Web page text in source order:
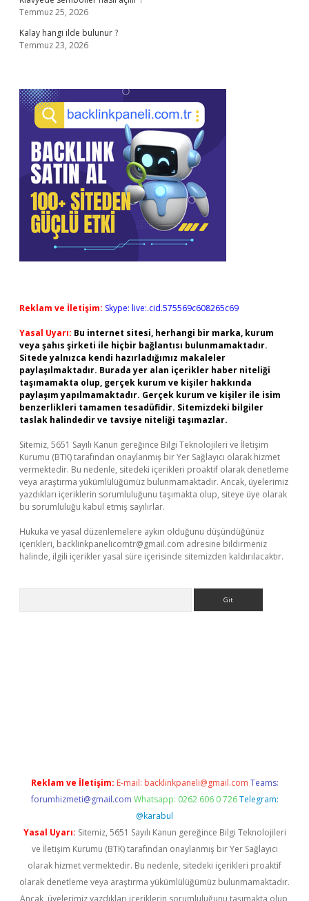
Temmuz 25, 2026
Kalay hangi ilde bulunur ?
Temmuz 23, 2026
Reklam ve İletişim: Skype: live:.cid.575569c608265c69
Yasal Uyarı: Bu internet sitesi, herhangi bir marka, kurum
veya şahıs şirketi ile hiçbir bağlantısı bulunmamaktadır.
Sitede yalnızca kendi hazırladığımız makaleler
paylaşılmaktadır. Burada yer alan içerikler haber niteliği
taşımamakta olup, gerçek kurum ve kişiler hakkında
paylaşım yapılmamaktadır. Gerçek kurum ve kişiler ile isim
benzerlikleri tamamen tesadüfidir. Sitemizdeki bilgiler
taslak halindedir ve tavsiye niteliği taşımazlar.
Sitemiz, 5651 Sayılı Kanun gereğince Bilgi Teknolojileri ve İletişim
Kurumu (BTK) tarafından onaylanmış bir Yer Sağlayıcı olarak hizmet
vermektedir. Bu nedenle, sitedeki içerikleri proaktif olarak denetleme
veya araştırma yükümlülüğümüz bulunmamaktadır. Ancak, üyelerimiz
yazdıkları içeriklerin sorumluluğunu taşımakta olup, siteye üye olarak
bu sorumluluğu kabul etmiş sayılırlar.
Hukuka ve yasal düzenlemelere aykırı olduğunu düşündüğünüz
içerikleri, backlinkpanelicomtr@gmail.com adresine bildirmeniz
halinde, ilgili içerikler yasal süre içerisinde sitemizden kaldırılacaktır.
Reklam ve İletişim: E-mail: backlinkpaneli@gmail.com Teams:
forumhizmeti@gmail.com Whatsapp: 0262 606 0 726 Telegram:
@karabul
Yasal Uyarı: Sitemiz, 5651 Sayılı Kanun gereğince Bilgi Teknolojileri
ve İletişim Kurumu (BTK) tarafından onaylanmış bir Yer Sağlayıcı
olarak hizmet vermektedir. Bu nedenle, sitedeki içerikleri proaktif
olarak denetleme veya araştırma yükümlülüğümüz bulunmamaktadır.
Ancak, üyelerimiz yazdıkları içeriklerin sorumluluğunu taşımakta olup,